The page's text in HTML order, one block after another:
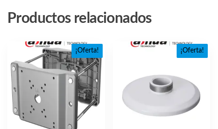
Productos relacionados
¡Oferta! ¡Oferta!